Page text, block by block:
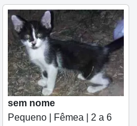
sem nome
Pequeno | Fêmea | 2 a 6